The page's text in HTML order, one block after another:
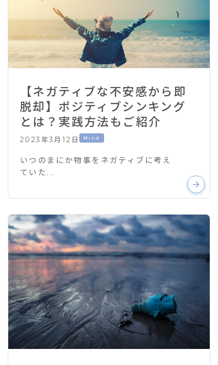
【ネガティブな不安感から即
脱却】ポジティブシンキング
とは？実践方法もご紹介
2023年3月12日 Mind
いつのまにか物事をネガティブに考え
ていた...
arrow_forward